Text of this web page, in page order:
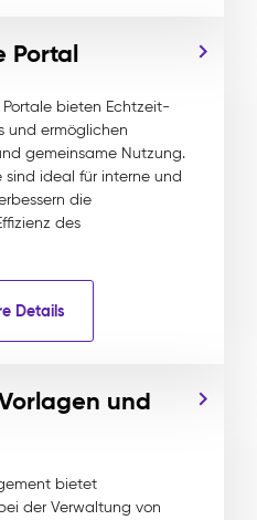
Portal
Portale bieten Echtzeit-
und ermöglichen
gemeinsame Nutzung.
sind ideal für interne und
die
des
Details
und
bietet
der Verwaltung von